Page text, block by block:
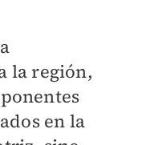
la región,
en la